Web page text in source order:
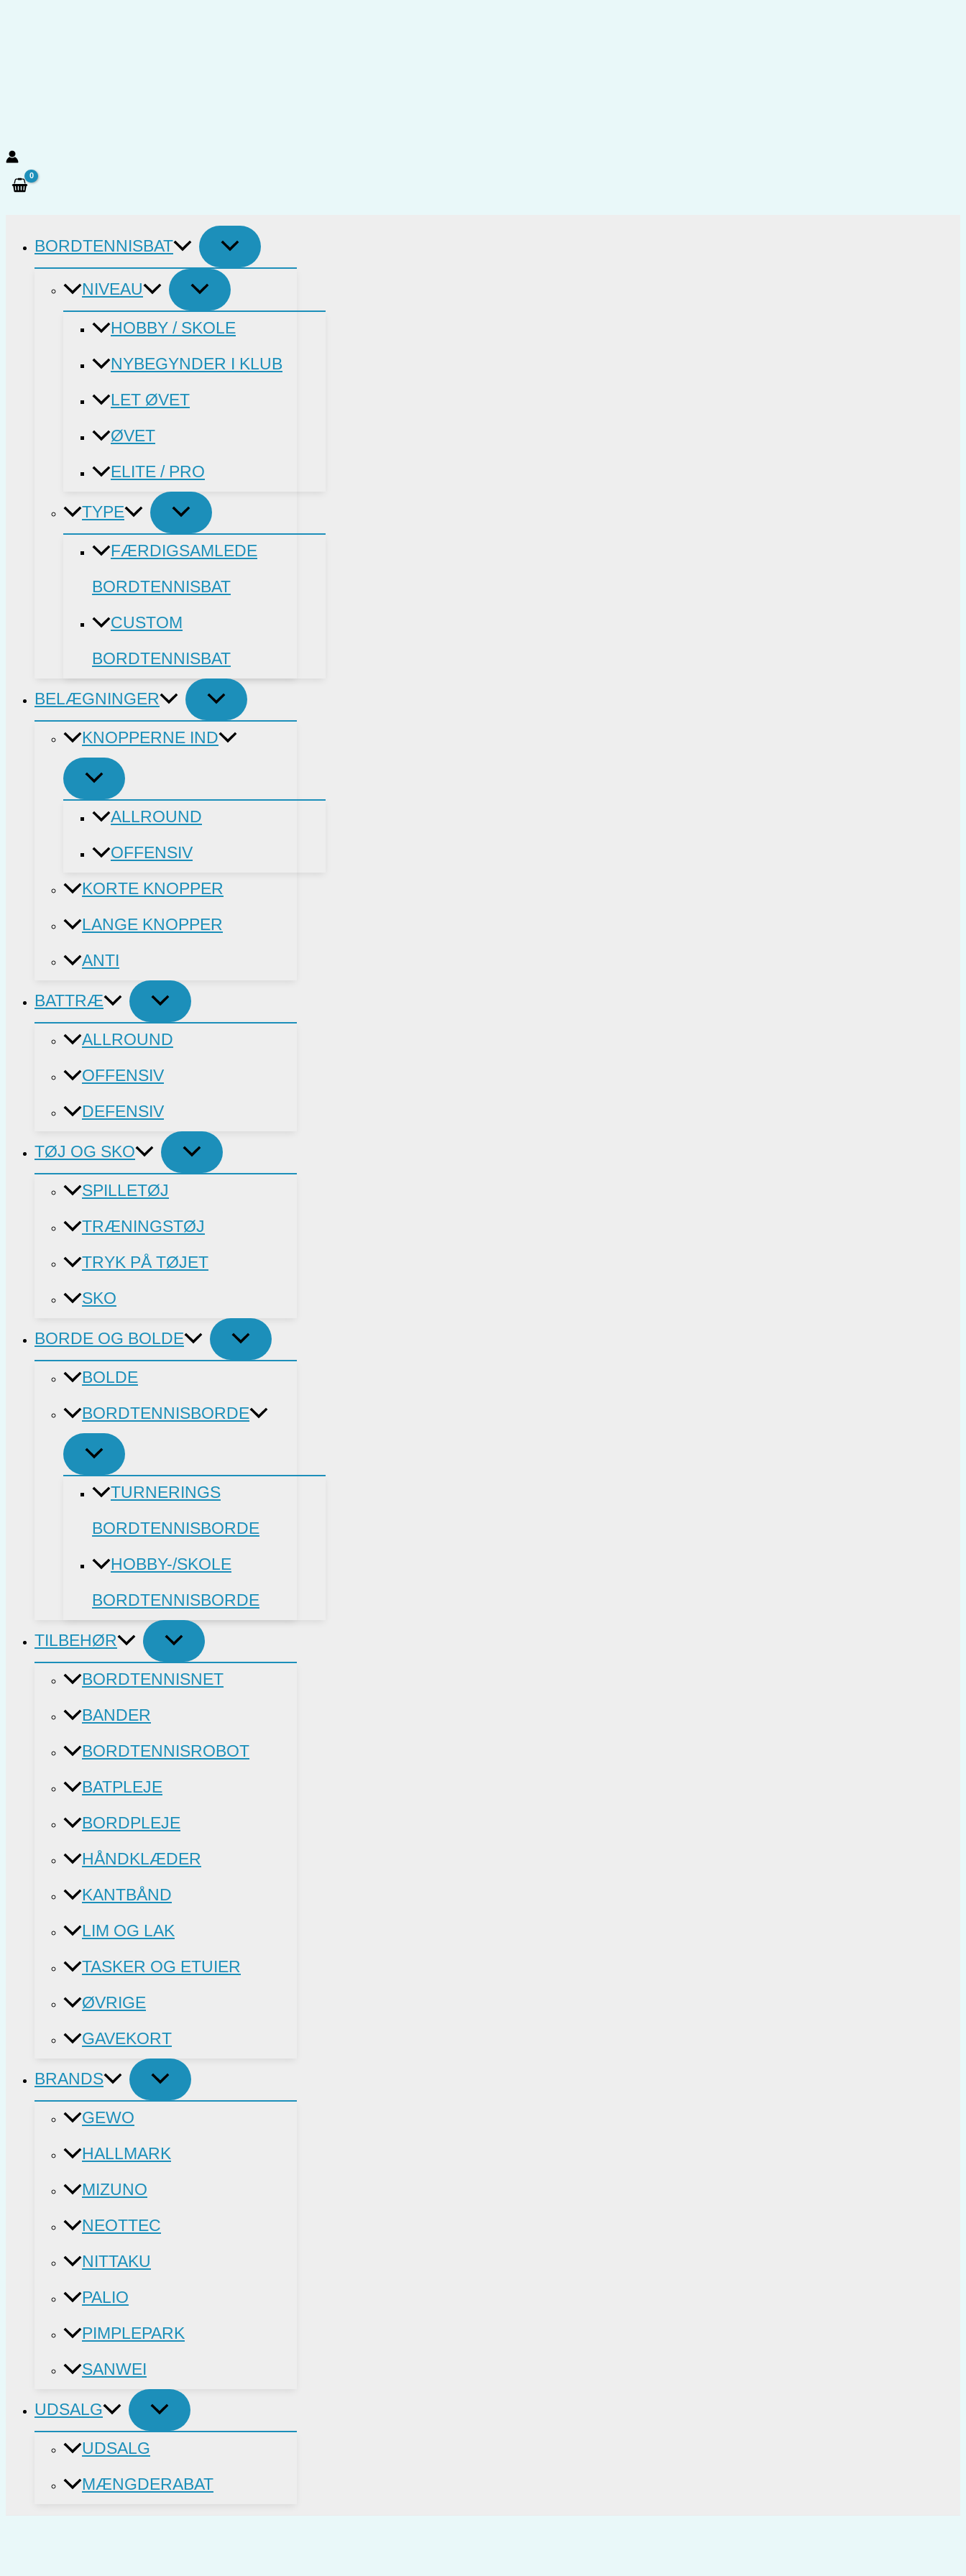
BORDTENNISBAT
NIVEAU
HOBBY / SKOLE
NYBEGYNDER I KLUB
LET ØVET
ØVET
ELITE / PRO
TYPE
FÆRDIGSAMLEDE
BORDTENNISBAT
CUSTOM
BORDTENNISBAT
BELÆGNINGER
KNOPPERNE IND
ALLROUND
OFFENSIV
KORTE KNOPPER
LANGE KNOPPER
ANTI
BATTRÆ
ALLROUND
OFFENSIV
DEFENSIV
TØJ OG SKO
SPILLETØJ
TRÆNINGSTØJ
TRYK PÅ TØJET
SKO
BORDE OG BOLDE
BOLDE
BORDTENNISBORDE
TURNERINGS
BORDTENNISBORDE
HOBBY-/SKOLE
BORDTENNISBORDE
TILBEHØR
BORDTENNISNET
BANDER
BORDTENNISROBOT
BATPLEJE
BORDPLEJE
HÅNDKLÆDER
KANTBÅND
LIM OG LAK
TASKER OG ETUIER
ØVRIGE
GAVEKORT
BRANDS
GEWO
HALLMARK
MIZUNO
NEOTTEC
NITTAKU
PALIO
PIMPLEPARK
SANWEI
UDSALG
UDSALG
MÆNGDERABAT